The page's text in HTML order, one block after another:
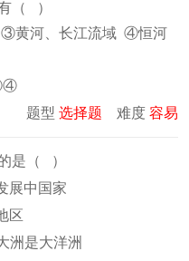
（ ）
黄河、长江流域 ④恒河
题型 选择题 难度 容易
是（ ）
展中国家
区
洲是大洋洲